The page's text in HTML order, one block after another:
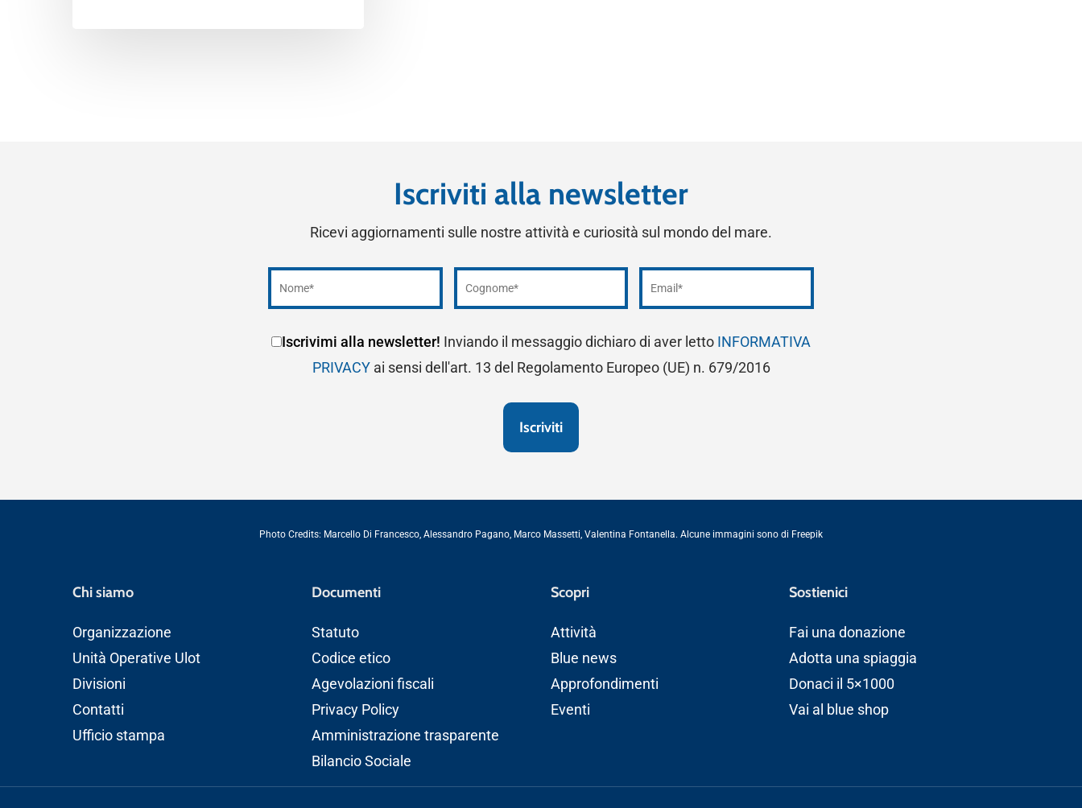
Iscriviti alla newsletter
Ricevi aggiornamenti sulle nostre attività e curiosità sul mondo del mare.
Iscrivimi alla newsletter! Inviando il messaggio dichiaro di aver letto INFORMATIVA
PRIVACYai sensi dell'art. 13 del Regolamento Europeo (UE) n. 679/2016
Photo Credits: Marcello Di Francesco, Alessandro Pagano, Marco Massetti, Valentina Fontanella. Alcune immagini sono di Freepik
Chi siamo
Organizzazione
Unità Operative Ulot
Divisioni
Contatti
Ufficio stampa
Documenti
Statuto
Codice etico
Agevolazioni fiscali
Privacy Policy
Amministrazione trasparente
Bilancio Sociale
Scopri
Attività
Blue news
Approfondimenti
Eventi
Sostienici
Fai una donazione
Adotta una spiaggia
Donaci il 5×1000
Vai al blue shop